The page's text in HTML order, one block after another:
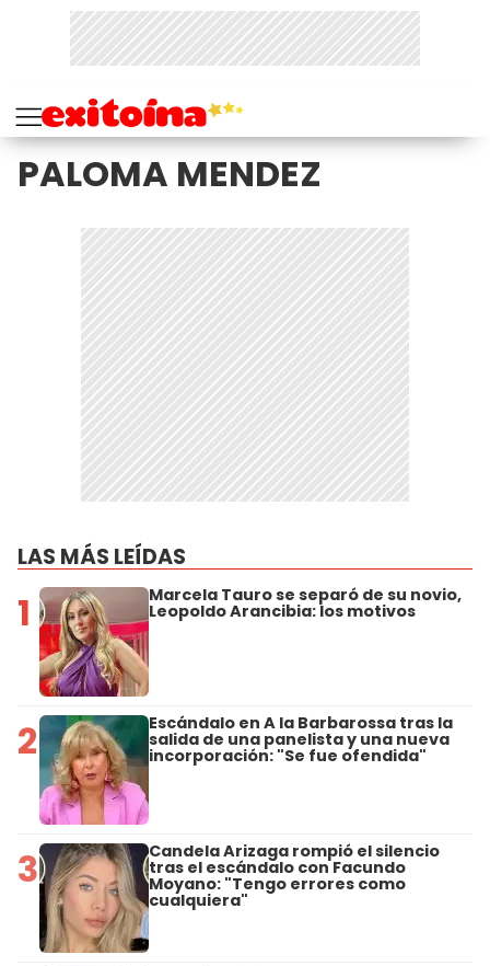
PALOMA MENDEZ
LAS MÁS LEÍDAS
1 Marcela Tauro se separó de su novio,
Leopoldo Arancibia: los motivos
2 Escándalo en A la Barbarossa tras la
salida de una panelista y una nueva
incorporación: "Se fue ofendida"
3 Candela Arizaga rompió el silencio
tras el escándalo con Facundo
Moyano: "Tengo errores como
cualquiera"